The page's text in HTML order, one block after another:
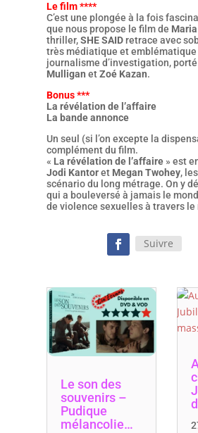
Le film ****
C’est une plongée à la fois
que nous propose le film de
thriller,SHE SAIDretrace avec
très médiatique et
journalisme d’investigation,
Mulligan etZoé Kazan.
Bonus ***
La révélation de l’affaire
La bande annonce
Un seul (si l’on excepte la
complément du film.
« La révélation de l’affaire » est
Jodi Kantoret Megan Twohey,
scénario du long métrage. On y
qui a bouleversé à jamais le
de violence sexuelles à travers
Suivre
Le son des
souvenirs –
Pudique
mélancolie…